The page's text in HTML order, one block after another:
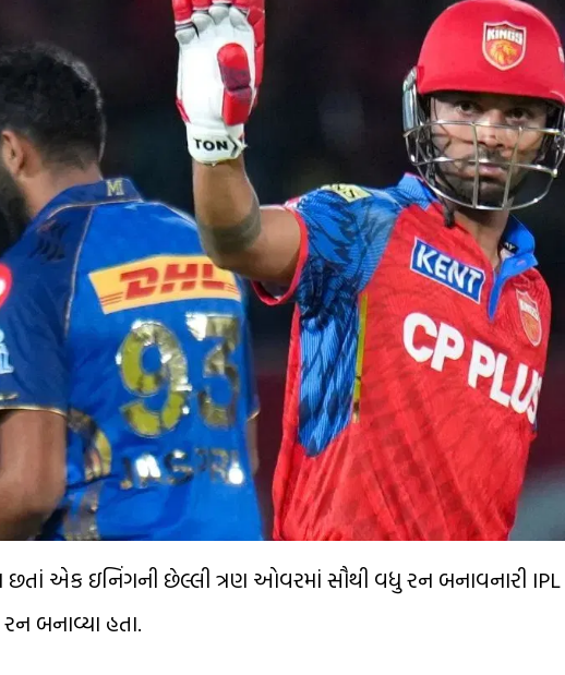
એક ઇનિંગની છેલ્લી ત્રણ ઓવરમાં સૌથી વધુ રન બનાવનારી
બનાવ્યા હતા.